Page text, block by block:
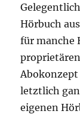
Hörbuch
für manche
letztlich
eigenen